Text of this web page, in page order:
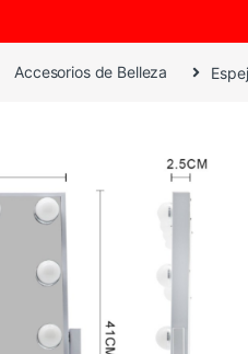
Accesorios de Belleza